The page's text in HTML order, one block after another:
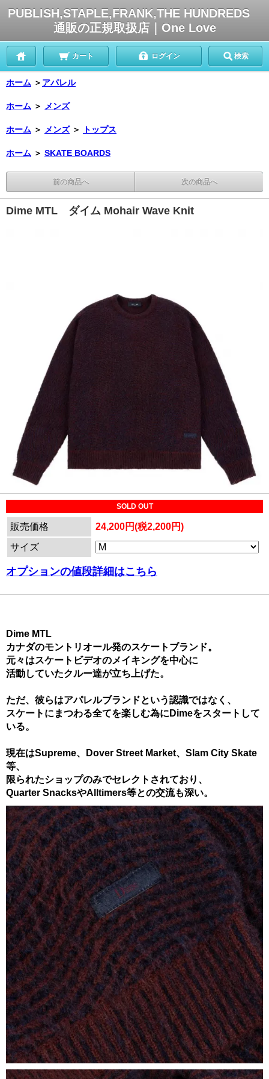
PUBLISH,STAPLE,FRANK,THE HUNDREDS
通販の正規取扱店｜One Love
カート ログイン 検索
ホーム ＞ アパレル
ホーム ＞ メンズ
ホーム ＞ メンズ ＞ トップス
ホーム ＞ SKATE BOARDS
前の商品へ 次の商品へ
Dime MTL ダイム Mohair Wave Knit
SOLD OUT
販売価格
24,200円(税2,200円)
サイズ
オプションの値段詳細はこちら
Dime MTL
カナダのモントリオール発のスケートブランド。
元々はスケートビデオのメイキングを中心に
活動していたクルー達が立ち上げた。
ただ、彼らはアパレルブランドという認識ではなく、
スケートにまつわる全てを楽しむ為にDimeをスタートして
いる。
現在はSupreme、Dover Street Market、Slam City Skate
等、
限られたショップのみでセレクトされており、
Quarter SnacksやAlltimers等との交流も深い。